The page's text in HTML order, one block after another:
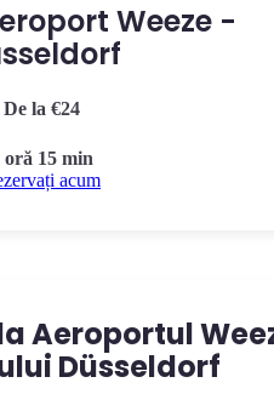
Weeze -
De la €24
oră 15 min
acum
Aeroportul
Düsseldorf